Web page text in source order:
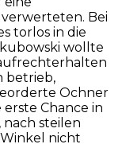
Bei
torlos in die
wollte
betrieb,
Ochner
Chance in
steilen
nicht